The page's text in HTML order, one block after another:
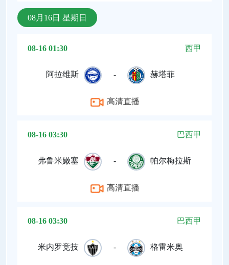
08月16日 星期日
08-16 01:30 西甲
阿拉维斯 - 赫塔菲
高清直播
08-16 03:30 巴西甲
弗鲁米嫩塞 - 帕尔梅拉斯
高清直播
08-16 03:30 巴西甲
米内罗竞技 - 格雷米奥